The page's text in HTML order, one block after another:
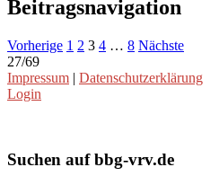
Beitragsnavigation
Vorherige 1 2 3 4 … 8 Nächste
27/69
Impressum | Datenschutzerklärung
Login
Suchen auf bbg-vrv.de